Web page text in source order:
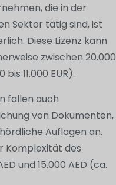
die in der
Sektor tätig sind, ist
Diese Lizenz kann
zwischen 20.000
11.000 EUR).
fallen auch
von Dokumenten,
Auflagen an.
Komplexität des
und 15.000 AED (ca.